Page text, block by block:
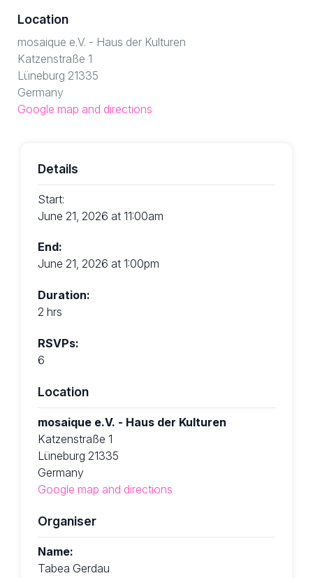
Location
mosaique e.V. - Haus der Kulturen
Katzenstraße 1
Lüneburg 21335
Germany
Google map and directions
Details
Start:
June 21, 2026 at 11:00am
End:
June 21, 2026 at 1:00pm
Duration:
2 hrs
RSVPs:
6
Location
mosaique e.V. - Haus der Kulturen
Katzenstraße 1
Lüneburg 21335
Germany
Google map and directions
Organiser
Name:
Tabea Gerdau